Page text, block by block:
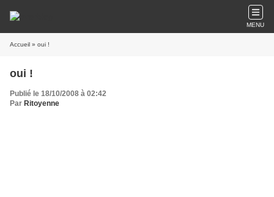
MENU
Accueil » oui !
oui !
Publié le 18/10/2008 à 02:42
Par Ritoyenne